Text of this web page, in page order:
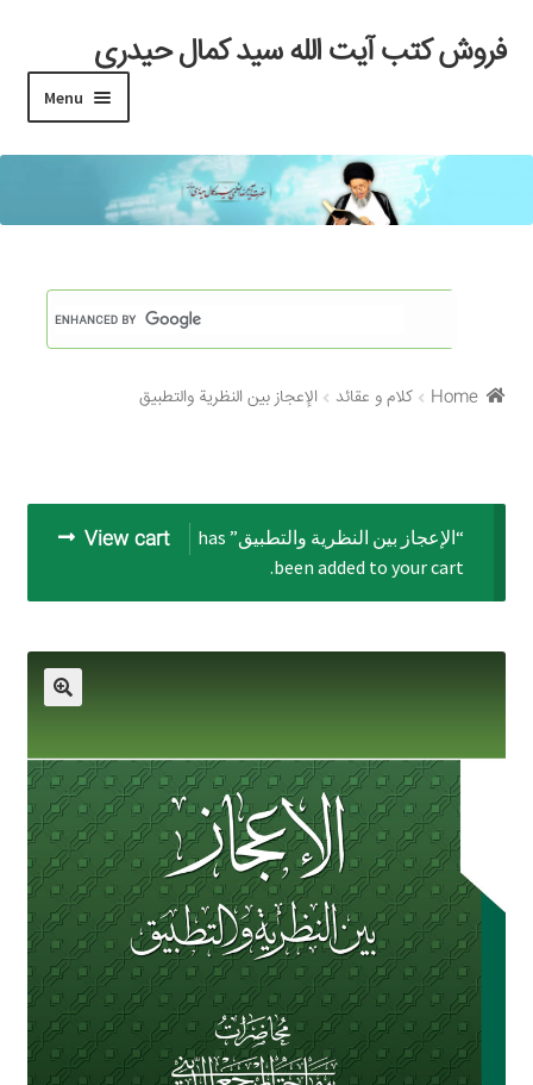
Skip
to
Skip
to
فروش کتب آیت الله سید کمال حیدری
Menu
خانه
#97 (بدون عنوان)
Checkout
My account
Shop
برگه نمونه
برگه نمونه
پرداخت
تماس با ما
ثبت شکایات
حساب کاربری من
درباره ما
Home کلام و عقائد الإعجاز بين النظرية والتطبيق
View cart
“الإعجاز بين النظرية والتطبيق” has
been added to your cart.